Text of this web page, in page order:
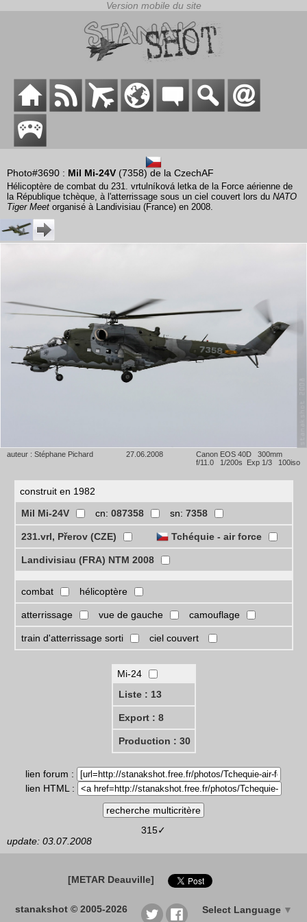
Photo#3690 : Mil Mi-24V (7358) de la CzechAF
Hélicoptère de combat du 231. vrtulníková letka de la Force aérienne de
la République tchèque, à l'atterrissage sous un ciel couvert lors du NATO
Tiger Meet organisé à Landivisiau (France) en 2008.
auteur : Stéphane Pichard 27.06.2008
Canon EOS 40D 300mm
f/11.0 1/200s Exp 1/3 100iso
construit en 1982
Mil Mi-24V
cn: 087358 sn: 7358
231.vrl, Přerov (CZE) Tchéquie - air force
Landivisiau (FRA) NTM 2008
combat hélicoptère
atterrissage vue de gauche camouflage
train d'atterrissage sorti ciel couvert
Mi-24
Liste : 13
Export : 8
Production : 30
lien forum :
lien HTML :
315✓
update: 03.07.2008
[METAR Deauville]
stanakshot © 2005-2026 Select Language ▼